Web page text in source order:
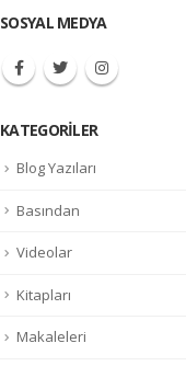
SOSYAL MEDYA
KATEGORILER
Blog Yazıları
Basından
Videolar
Kitapları
Makaleleri